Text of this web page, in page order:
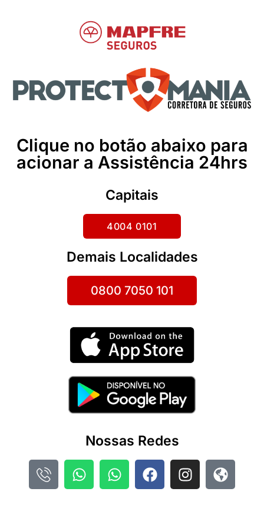
Clique no botão abaixo para
acionar a Assistência 24hrs
Capitais
4004 0101
Demais Localidades
0800 7050 101
Nossas Redes